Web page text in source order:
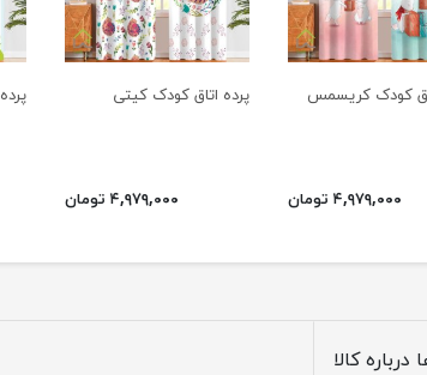
کودک کریسمس
۴,۹۷۹,۰۰۰ تومان
پرده اتاق کودک کیتی
۴,۹۷۹,۰۰۰ تومان
درباره کالا